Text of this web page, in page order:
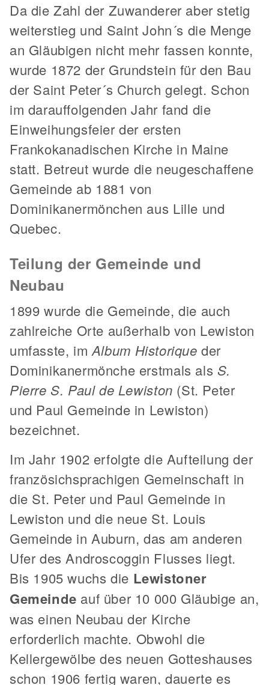
Da die Zahl der Zuwanderer aber stetig
weiterstieg und Saint John´s die Menge
an Gläubigen nicht mehr fassen konnte,
wurde 1872 der Grundstein für den Bau
der Saint Peter´s Church gelegt. Schon
im darauffolgenden Jahr fand die
Einweihungsfeier der ersten
Frankokanadischen Kirche in Maine
statt. Betreut wurde die neugeschaffene
Gemeinde ab 1881 von
Dominikanermönchen aus Lille und
Quebec.
Teilung der Gemeinde und
Neubau
1899 wurde die Gemeinde, die auch
zahlreiche Orte außerhalb von Lewiston
umfasste, imAlbum Historique der
Dominikanermönche erstmals als S.
Pierre S. Paul de Lewiston (St. Peter
und Paul Gemeinde in Lewiston)
bezeichnet.
Im Jahr 1902 erfolgte die Aufteilung der
französichsprachigen Gemeinschaft in
die St. Peter und Paul Gemeinde in
Lewiston und die neue St. Louis
Gemeinde in Auburn, das am anderen
Ufer des Androscoggin Flusses liegt.
Bis 1905 wuchs die Lewistoner
Gemeinde auf über 10 000 Gläubige an,
was einen Neubau der Kirche
erforderlich machte. Obwohl die
Kellergewölbe des neuen Gotteshauses
schon 1906 fertig waren, dauerte es